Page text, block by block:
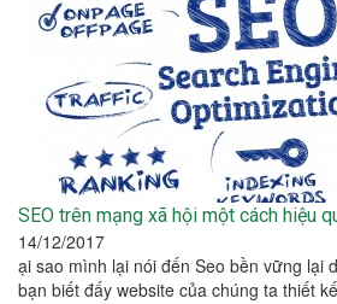
SEO trên mạng xã hội một cách hiệu
14/12/2017
ại sao mình lại nói đến Seo bền vững lại
bạn biết đấy website của chúng ta thiết